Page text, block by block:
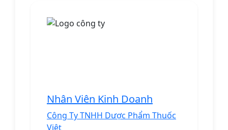
Nhân Viên Kinh Doanh
Công Ty TNHH Dược Phẩm Thuốc
Việt